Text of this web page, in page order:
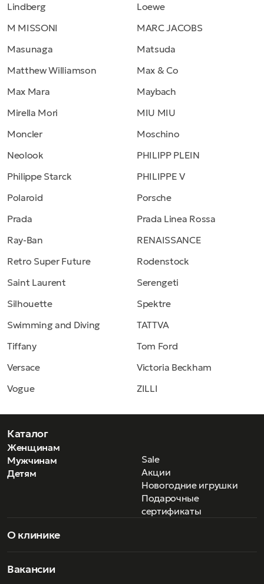
Lindberg
Loewe
M MISSONI
MARC JACOBS
Masunaga
Matsuda
Matthew Williamson
Max & Co
Max Mara
Maybach
Mirella Mori
MIU MIU
Moncler
Moschino
Neolook
PHILIPP PLEIN
Philippe Starck
PHILIPPE V
Polaroid
Porsche
Prada
Prada Linea Rossa
Ray-Ban
RENAISSANCE
Retro Super Future
Rodenstock
Saint Laurent
Serengeti
Silhouette
Spektre
Swimming and Diving
TATTVA
Tiffany
Tom Ford
Versace
Victoria Beckham
Vogue
ZILLI
Каталог
Женщинам
Мужчинам
Детям
Sale
Акции
Новогодние игрушки
Подарочные
сертификаты
О клинике
Вакансии